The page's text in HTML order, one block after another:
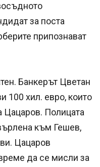
за поста
припознават
Банкерът Цветан
100 хил. евро, които
Полицата
към Гешев,
Цацаров
да се мисли за